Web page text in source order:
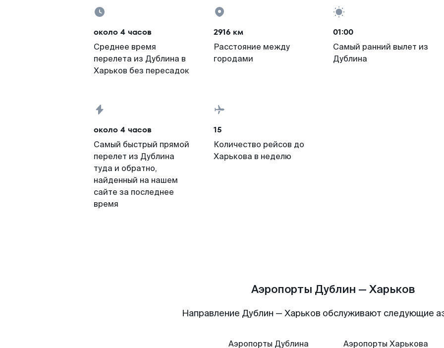
около 4 часов
Среднее время
перелета из Дублина в
Харьков без пересадок
2916 км
Расстояние между
городами
01:00
Самый ранний вылет из
Дублина
около 4 часов
Самый быстрый прямой
перелет из Дублина
туда и обратно,
найденный на нашем
сайте за последнее
время
15
Количество рейсов до
Харькова в неделю
Аэропорты Дублин — Харьков
Направление Дублин — Харьков обслуживают следующие
Аэропорты Дублина
Аэропорты Харькова